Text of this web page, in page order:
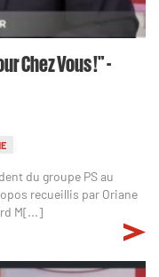
Chez Vous !" -
du groupe PS au
recueillis par Oriane
M[...]